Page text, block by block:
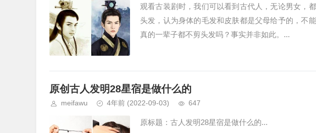
观看古装剧时，我们可以看到古代人，无论男女，
头发，认为身体的毛发和皮肤都是父母给予的，不
真的一辈子都不剪头发吗？事实并非如此。...
原创古人发明28星宿是做什么的
meifawu 4年前 (2022-09-03) 647
原标题：古人发明28星宿是做什么的...